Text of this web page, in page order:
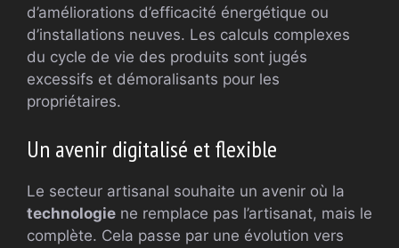
d’améliorations d’efficacité énergétique ou
d’installations neuves. Les calculs complexes
du cycle de vie des produits sont jugés
excessifs et démoralisants pour les
propriétaires.
Un avenir digitalisé et flexible
Le secteur artisanal souhaite un avenir où la
technologie ne remplace pas l’artisanat, mais le
complète. Cela passe par une évolution vers